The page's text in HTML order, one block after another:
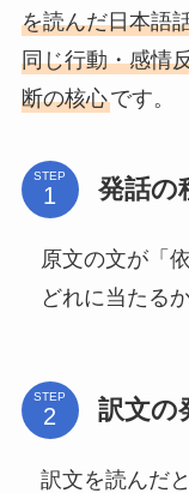
を読んだ日本語
同じ行動・感情
断の核心です。
STEP 発話の
原文の文が「
どれに当たる
STEP 訳文の
訳文を読んだ